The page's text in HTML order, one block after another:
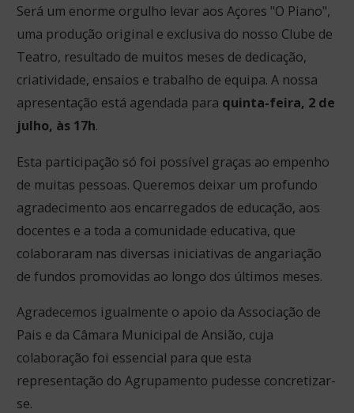
Será um enorme orgulho levar aos Açores "O Piano",
uma produção original e exclusiva do nosso Clube de
Teatro, resultado de muitos meses de dedicação,
criatividade, ensaios e trabalho de equipa. A nossa
apresentação está agendada para quinta-feira, 2 de
julho, às 17h.
Esta participação só foi possível graças ao empenho
de muitas pessoas. Queremos deixar um profundo
agradecimento aos encarregados de educação, aos
docentes e a toda a comunidade educativa, que
colaboraram nas diversas iniciativas de angariação
de fundos promovidas ao longo dos últimos meses.
Agradecemos igualmente o apoio da Associação de
Pais e da Câmara Municipal de Ansião, cuja
colaboração foi essencial para que esta
representação do Agrupamento pudesse concretizar-
se.